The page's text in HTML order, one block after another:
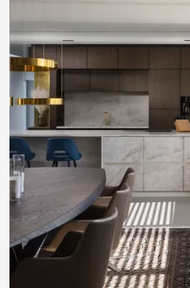
Mineralwerkstoffe entdecken